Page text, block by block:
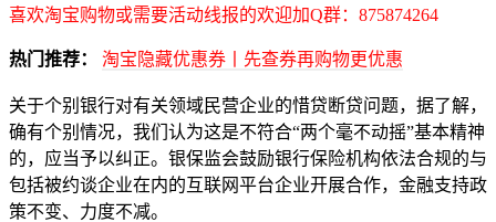
喜欢淘宝购物或需要活动线报的欢迎加Q群：875874264
热门推荐： 淘宝隐藏优惠券丨先查券再购物更优惠
关于个别银行对有关领域民营企业的惜贷断贷问题，据了解，
确有个别情况，我们认为这是不符合“两个毫不动摇”基本精神
的，应当予以纠正。银保监会鼓励银行保险机构依法合规的与
包括被约谈企业在内的互联网平台企业开展合作，金融支持政
策不变、力度不减。